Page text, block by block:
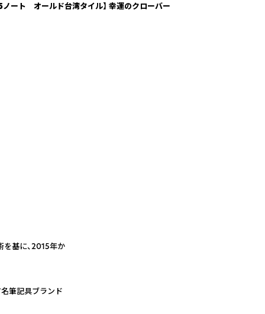
ート オールド台湾タイル】 幸運のクローバー
基に、2015年か
筆記具ブランド